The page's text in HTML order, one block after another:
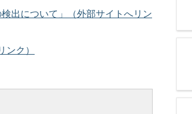
出について」（外部サイトへリン
ク）